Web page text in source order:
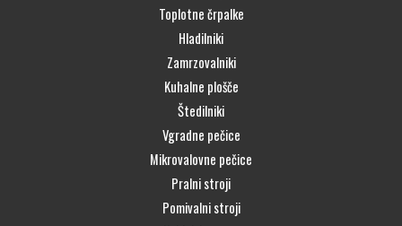
Toplotne črpalke
Hladilniki
Zamrzovalniki
Kuhalne plošče
Štedilniki
Vgradne pečice
Mikrovalovne pečice
Pralni stroji
Pomivalni stroji